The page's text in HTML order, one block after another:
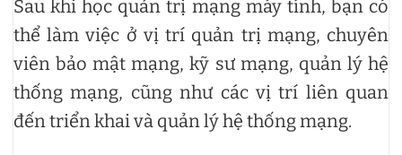
Sau khi học quản trị mạng máy tính, bạn có
thể làm việc ở vị trí quản trị mạng, chuyên
viên bảo mật mạng, kỹ sư mạng, quản lý hệ
thống mạng, cũng như các vị trí liên quan
đến triển khai và quản lý hệ thống mạng.